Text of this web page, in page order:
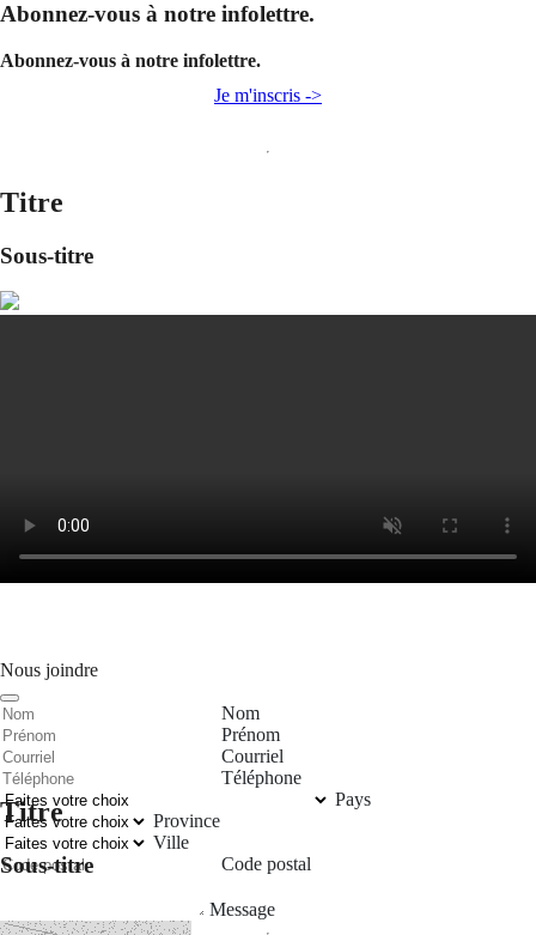
Abonnez-vous à notre infolettre.
Abonnez-vous à notre infolettre.
Je m'inscris ->
Titre
Sous-titre
Titre
Sous-titre
Nous joindre
Nom
Prénom
Courriel
Téléphone
Pays
Province
Ville
Code postal
Message